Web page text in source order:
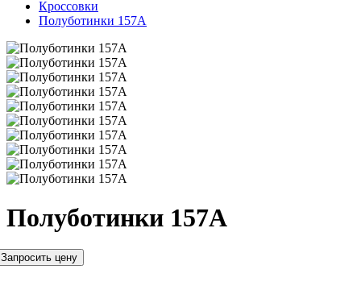
Кроссовки
Полуботинки 157A
Полуботинки 157A
Запросить цену